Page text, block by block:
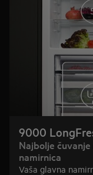
9000
Najbolje
namirnica
Vaša glavna